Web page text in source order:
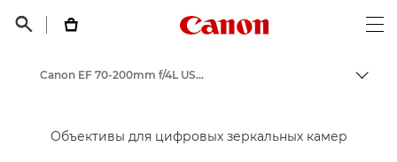
 
Canon Logo, back
Объективы для камер Canon
Canon EF 70-200mm f/4L USM - Объективы - Камера и фотообъективы
Объективы для цифровых зеркальных камер